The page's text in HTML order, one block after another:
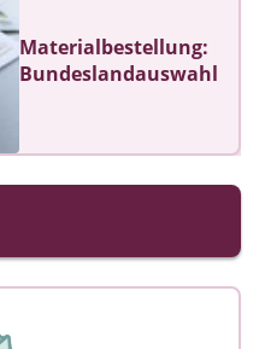
Materialbestellung:
Bundeslandauswahl